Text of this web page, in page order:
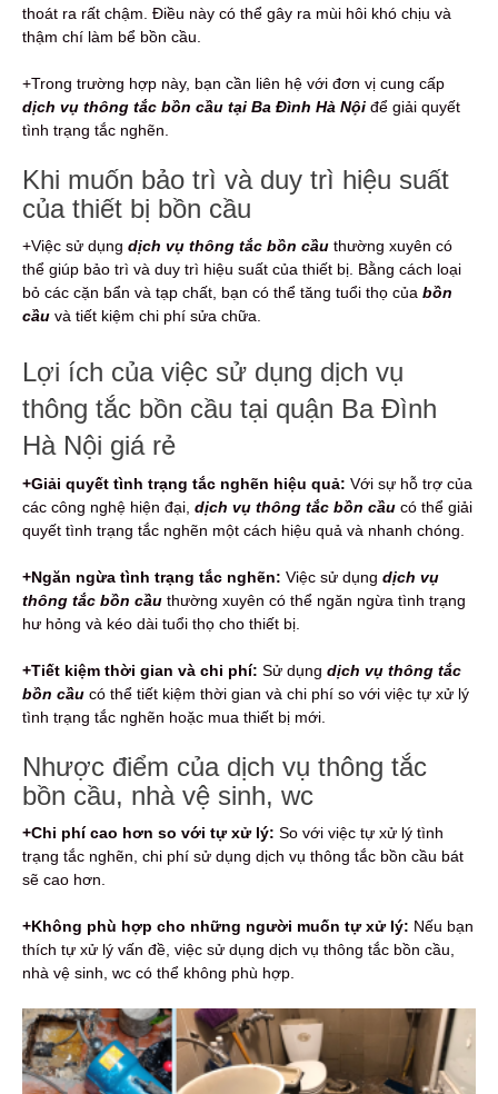
thoát ra rất chậm. Điều này có thể gây ra mùi hôi khó chịu và
thậm chí làm bể bồn cầu.
+Trong trường hợp này, bạn cần liên hệ với đơn vị cung cấp
dịch vụ thông tắc bồn cầu tại Ba Đình Hà Nội để giải quyết
tình trạng tắc nghẽn.
Khi muốn bảo trì và duy trì hiệu suất
của thiết bị bồn cầu
+Việc sử dụng dịch vụ thông tắc bồn cầu thường xuyên có
thể giúp bảo trì và duy trì hiệu suất của thiết bị. Bằng cách loại
bỏ các cặn bẩn và tạp chất, bạn có thể tăng tuổi thọ của bồn
cầu và tiết kiệm chi phí sửa chữa.
Lợi ích của việc sử dụng dịch vụ
thông tắc bồn cầu tại quận Ba Đình
Hà Nội giá rẻ
+Giải quyết tình trạng tắc nghẽn hiệu quả: Với sự hỗ trợ của
các công nghệ hiện đại, dịch vụ thông tắc bồn cầu có thể giải
quyết tình trạng tắc nghẽn một cách hiệu quả và nhanh chóng.
+Ngăn ngừa tình trạng tắc nghẽn: Việc sử dụng dịch vụ
thông tắc bồn cầu thường xuyên có thể ngăn ngừa tình trạng
hư hỏng và kéo dài tuổi thọ cho thiết bị.
+Tiết kiệm thời gian và chi phí: Sử dụng dịch vụ thông tắc
bồn cầu có thể tiết kiệm thời gian và chi phí so với việc tự xử lý
tình trạng tắc nghẽn hoặc mua thiết bị mới.
Nhược điểm của dịch vụ thông tắc
bồn cầu, nhà vệ sinh, wc
+Chi phí cao hơn so với tự xử lý: So với việc tự xử lý tình
trạng tắc nghẽn, chi phí sử dụng dịch vụ thông tắc bồn cầu bát
sẽ cao hơn.
+Không phù hợp cho những người muốn tự xử lý: Nếu bạn
thích tự xử lý vấn đề, việc sử dụng dịch vụ thông tắc bồn cầu,
nhà vệ sinh, wc có thể không phù hợp.